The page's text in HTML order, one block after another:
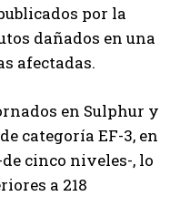
por la
dañados en una
afectadas.
en Sulphur y
categoría EF-3, en
cinco niveles-, lo
a 218